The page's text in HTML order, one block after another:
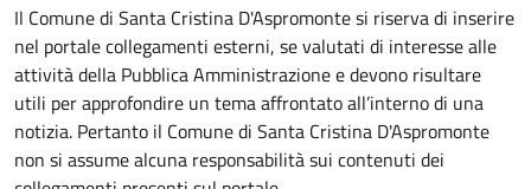
Il Comune di Santa Cristina D'Aspromonte si riserva di inserire
nel portale collegamenti esterni, se valutati di interesse alle
attività della Pubblica Amministrazione e devono risultare
utili per approfondire un tema affrontato all’interno di una
notizia. Pertanto il Comune di Santa Cristina D'Aspromonte
non si assume alcuna responsabilità sui contenuti dei